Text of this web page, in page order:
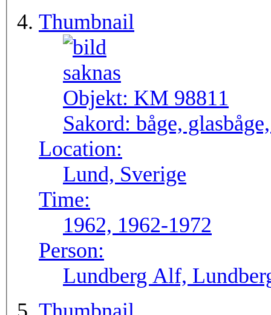
Thumbnail
Objekt: KM 98811
Sakord: båge,
Location:
Lund, Sverige
Time:
1962, 1962-1972
Person:
Lundberg Alf,